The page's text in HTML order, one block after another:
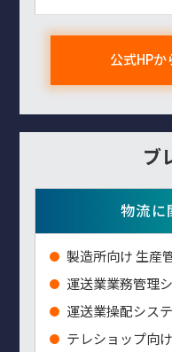
公式HP
ブ
物流に
製造所向け 生産
運送業業務管理
運送業操配シス
テレショップ向